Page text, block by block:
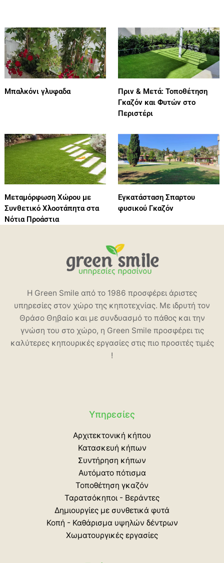
Μπαλκόνι γλυφαδα
Πριν & Μετά: Τοποθέτηση
Γκαζόν και Φυτών στο
Περιστέρι
Μεταμόρφωση Χώρου με
Συνθετικό Χλοοτάπητα στα
Νότια Προάστια
Εγκατάσταση Σπαρτου
φυσικού Γκαζόν
Η Green Smile από το 1986 προσφέρει άριστες
υπηρεσίες στον χώρο της κηποτεχνίας. Με ιδρυτή τον
Θράσο Θηβαίο και με συνδυασμό το πάθος και την
γνώση του στο χώρο, η Green Smile προσφέρει τις
καλύτερες κηπουρικές εργασίες στις πιο προσιτές τιμές
!
Υπηρεσίες
Αρχιτεκτονική κήπου
Κατασκευή κήπων
Συντήρηση κήπων
Αυτόματο πότισμα
Τοποθέτηση γκαζόν
Ταρατσόκηποι - Βεράντες
Δημιουργίες με συνθετικά φυτά
Κοπή - Καθάρισμα υψηλών δέντρων
Χωματουργικές εργασίες